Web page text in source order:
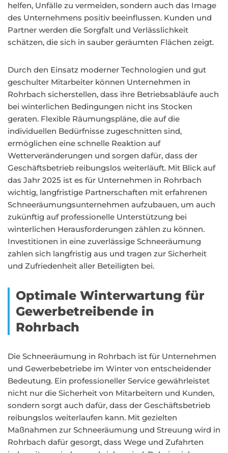
helfen, Unfälle zu vermeiden, sondern auch das Image
des Unternehmens positiv beeinflussen. Kunden und
Partner werden die Sorgfalt und Verlässlichkeit
schätzen, die sich in sauber geräumten Flächen zeigt.
Durch den Einsatz moderner Technologien und gut
geschulter Mitarbeiter können Unternehmen in
Rohrbach sicherstellen, dass ihre Betriebsabläufe auch
bei winterlichen Bedingungen nicht ins Stocken
geraten. Flexible Räumungspläne, die auf die
individuellen Bedürfnisse zugeschnitten sind,
ermöglichen eine schnelle Reaktion auf
Wetterveränderungen und sorgen dafür, dass der
Geschäftsbetrieb reibungslos weiterläuft. Mit Blick auf
das Jahr 2025 ist es für Unternehmen in Rohrbach
wichtig, langfristige Partnerschaften mit erfahrenen
Schneeräumungsunternehmen aufzubauen, um auch
zukünftig auf professionelle Unterstützung bei
winterlichen Herausforderungen zählen zu können.
Investitionen in eine zuverlässige Schneeräumung
zahlen sich langfristig aus und tragen zur Sicherheit
und Zufriedenheit aller Beteiligten bei.
Optimale Winterwartung für
Gewerbetreibende in
Rohrbach
Die Schneeräumung in Rohrbach ist für Unternehmen
und Gewerbebetriebe im Winter von entscheidender
Bedeutung. Ein professioneller Service gewährleistet
nicht nur die Sicherheit von Mitarbeitern und Kunden,
sondern sorgt auch dafür, dass der Geschäftsbetrieb
reibungslos weiterlaufen kann. Mit gezielten
Maßnahmen zur Schneeräumung und Streuung wird in
Rohrbach dafür gesorgt, dass Wege und Zufahrten